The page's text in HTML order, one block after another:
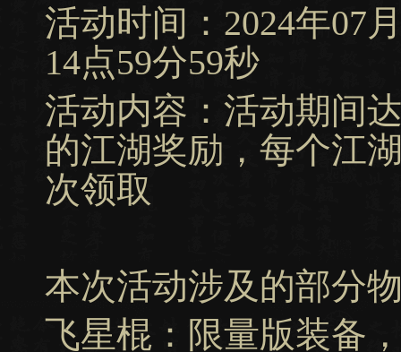
活动时间：2024年07
14点59分59秒
活动内容：活动期间
的江湖奖励，每个江
次领取
本次活动涉及的部分
飞星棍：限量版装备